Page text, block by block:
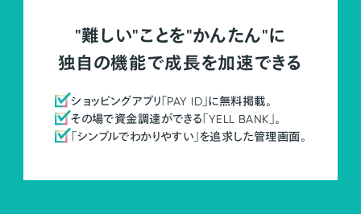
"難しい"ことを"かんたん"に
独自の機能で成長を加速できる
ショッピングアプリ「PAY ID」に無料掲載。
その場で資金調達ができる「YELL BANK」。
「シンプルでわかりやすい」を追求した管理画面。